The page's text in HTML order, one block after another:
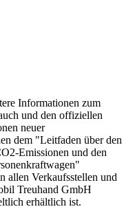
Informationen zum
und den offiziellen
neuer
dem "Leitfaden über den
Emissionen und den
allen Verkaufsstellen und
Treuhand GmbH
erhältlich ist.